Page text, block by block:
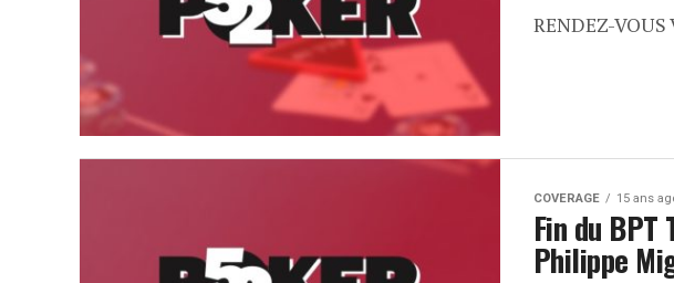
RENDEZ-
COVERAGE 15 ans
Fin du BPT
Philippe